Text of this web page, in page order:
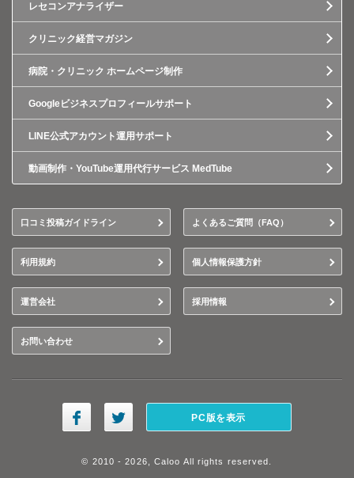
レセコンアナライザー
クリニック経営マガジン
病院・クリニック ホームページ制作
Googleビジネスプロフィールサポート
LINE公式アカウント運用サポート
動画制作・YouTube運用代行サービス MedTube
口コミ投稿ガイドライン よくあるご質問（FAQ）
利用規約 個人情報保護方針
運営会社 採用情報
お問い合わせ
PC版を表示
© 2010 - 2026, Caloo All rights reserved.